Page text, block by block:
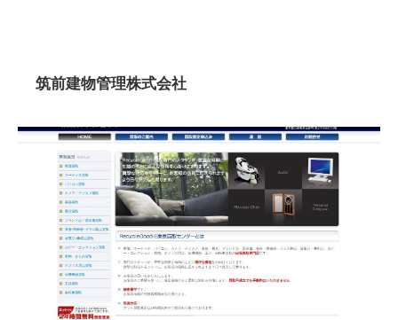
筑前建物管理株式会社